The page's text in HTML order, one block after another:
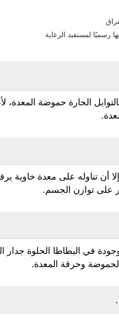
رسميًا لمستفيد الرعاية
الحارة حموضة المعدة،
أن تناوله على معدة خاوية
على توازن الجسم.
في البطاطا الحلوة
وحرقة المعدة.